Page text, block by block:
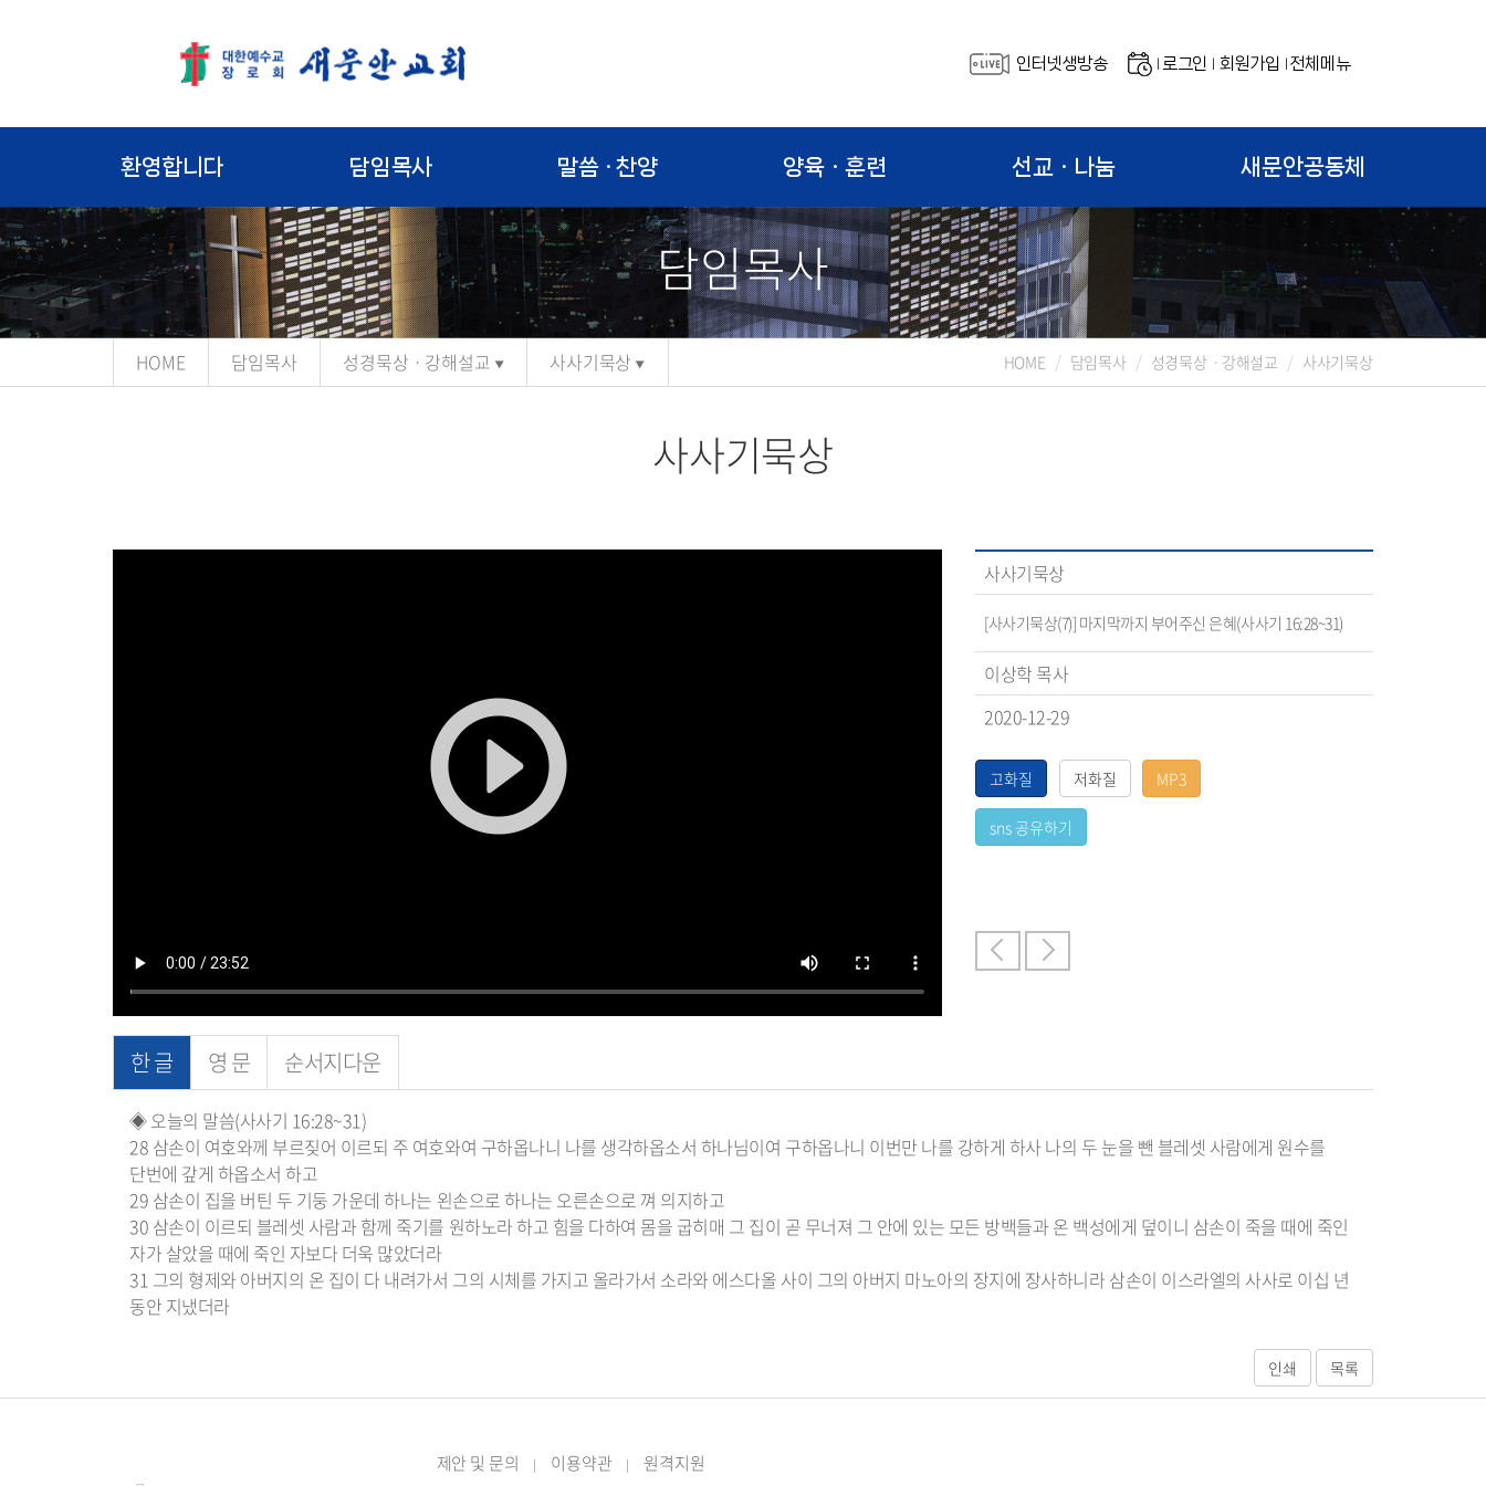
인터넷생방송 로그인 회원가입 전체메뉴
환영합니다 담임목사 말씀 · 찬양 양육ㆍ훈련 선교ㆍ나눔 새문안공동체
담임목사
HOME 담임목사 성경묵상ㆍ강해설교 사사기묵상 HOME 담임목사 성경묵상ㆍ강해설교 사사기묵상
사사기묵상
사사기묵상
[사사기묵상(7)] 마지막까지 부어주신 은혜(사사기 16:28~31)
이상학 목사
2020-12-29
한 글 영 문 순서지다운
◈ 오늘의 말씀(사사기 16:28~31)
28 삼손이 여호와께 부르짖어 이르되 주 여호와여 구하옵나니 나를 생각하옵소서 하나님이여 구하옵나니 이번만 나를 강하게 하사 나의 두 눈을 뺀 블레셋 사람에게 원수를
단번에 갚게 하옵소서 하고
29 삼손이 집을 버틴 두 기둥 가운데 하나는 왼손으로 하나는 오른손으로 껴 의지하고
30 삼손이 이르되 블레셋 사람과 함께 죽기를 원하노라 하고 힘을 다하여 몸을 굽히매 그 집이 곧 무너져 그 안에 있는 모든 방백들과 온 백성에게 덮이니 삼손이 죽을 때에 죽인
자가 살았을 때에 죽인 자보다 더욱 많았더라
31 그의 형제와 아버지의 온 집이 다 내려가서 그의 시체를 가지고 올라가서 소라와 에스다올 사이 그의 아버지 마노아의 장지에 장사하니라 삼손이 이스라엘의 사사로 이십 년
동안 지냈더라
제안 및 문의 | 이용약관 | 원격지원